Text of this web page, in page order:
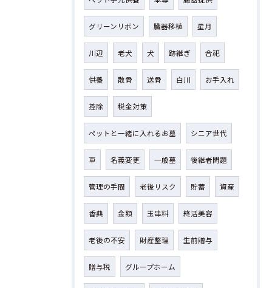
グリーンリボン 臓器移植 星月
川辺 老犬 犬 跡継ぎ 合祀
供養 散骨 送骨 白川 お手入れ
控除 税金対策
ペットと一緒に入れるお墓 シニア世代
車 名義変更 一般墓 後継者問題
管理の手間 老後リスク 貯蓄 資産
香典 金額 玉串料 終活美容
老後の不安 財産整理 生前贈与
贈与税 グループホーム